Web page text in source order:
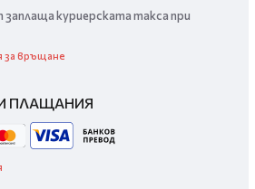
куриерската такса при
за връщане
ПЛАЩАНИЯ